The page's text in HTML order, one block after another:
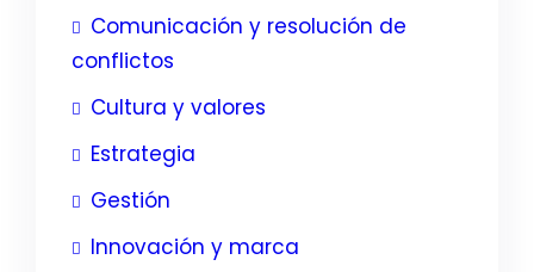
Comunicación y resolución de
conflictos
Cultura y valores
Estrategia
Gestión
Innovación y marca